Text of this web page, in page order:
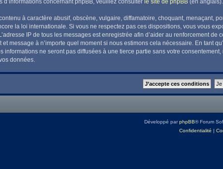
à caractère abusif, obscène, vulgaire, diffamatoire, choquant, menaçant,
la loi internationale. Si vous ne respectez pas ces dispositions, vous vous
IP de tous les messages est enregistrée afin d’aider au renforcement
message à n’importe quel moment si nous estimons cela nécessaire. En tant
informations ne seront pas diffusées à une tierce partie sans votre
données.
Développé parphpBB® Forum
Confidentialité |